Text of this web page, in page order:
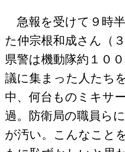
急報を受けて９時
た仲宗根和成さん（
県警は機動隊約１０
議に集まった人たち
中、何台ものミキサ
過。防衛局の職員ら
が汚い。こんなこと